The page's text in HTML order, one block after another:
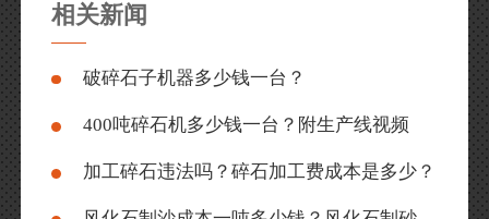
相关新闻
破碎石子机器多少钱一台？
400吨碎石机多少钱一台？附生产线视频
加工碎石违法吗？碎石加工费成本是多少？